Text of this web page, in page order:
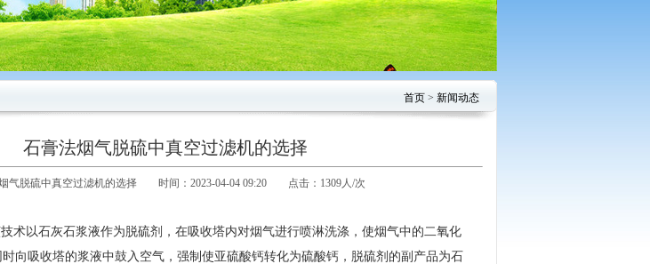
首页 > 新闻动态
石膏法烟气脱硫中真空过滤机的选择
气脱硫中真空过滤机的选择 时间：2023-04-04 09:20 点击： 1309人/次
术以石灰石浆液作为脱硫剂，在吸收塔内对烟气进行喷淋洗涤，使烟气中的二氧化
向吸收塔的浆液中鼓入空气，强制使亚硫酸钙转化为硫酸钙，脱硫剂的副产品为石